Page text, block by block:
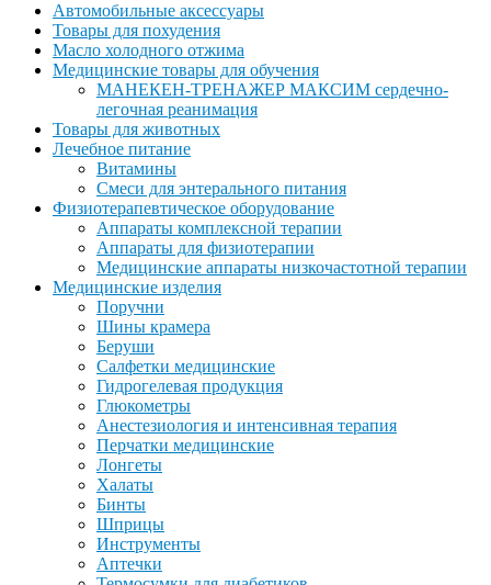
Автомобильные аксессуары
Товары для похудения
Масло холодного отжима
Медицинские товары для обучения
МАНЕКЕН-ТРЕНАЖЕР МАКСИМ сердечно-
легочная реанимация
Товары для животных
Лечебное питание
Витамины
Смеси для энтерального питания
Физиотерапевтическое оборудование
Аппараты комплексной терапии
Аппараты для физиотерапии
Медицинские аппараты низкочастотной терапии
Медицинские изделия
Поручни
Шины крамера
Беруши
Салфетки медицинские
Гидрогелевая продукция
Глюкометры
Анестезиология и интенсивная терапия
Перчатки медицинские
Лонгеты
Халаты
Бинты
Шприцы
Инструменты
Аптечки